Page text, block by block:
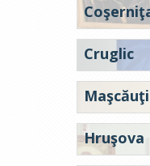
Cruglic
Maşcăuţi
Hruşova